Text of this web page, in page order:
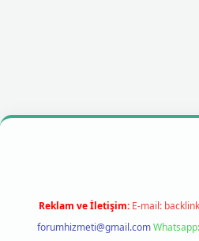
mobil giriş
Reklam ve İletişim: E-mail:
forumhizmeti@gmail.com